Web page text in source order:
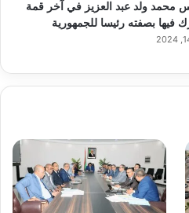
محمد ولد عبد العزيز في آخر قمة
فيها بصفته رئيسا للجمهورية